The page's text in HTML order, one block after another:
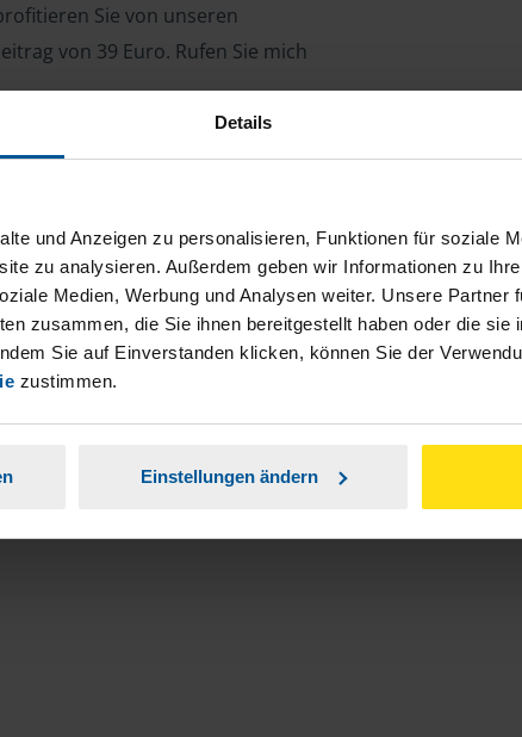
Details
und Anzeigen zu personalisieren, Funktionen für soziale
zu analysieren. Außerdem geben wir Informationen zu
Medien, Werbung und Analysen weiter. Unsere Partner
zusammen, die Sie ihnen bereitgestellt haben oder die sie
Sie auf Einverstanden klicken, können Sie der
zustimmen.
Einstellungen ändern
Sie von unseren
von 39 Euro. Rufen Sie mich
Beamte, Auszubildende,
(StBerG). Auch bei Einkünften
geeignete Dienstleister für Sie.
Tätigkeit und umsatzsteuerpflichtigen